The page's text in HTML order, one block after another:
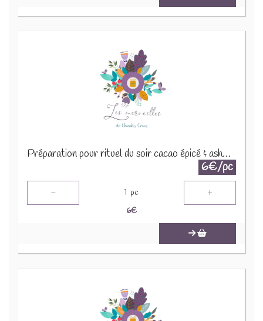
Préparation pour rituel du soir cacao épicé & ashwaganda 30g
6€/pc
- 1 pc +
6€